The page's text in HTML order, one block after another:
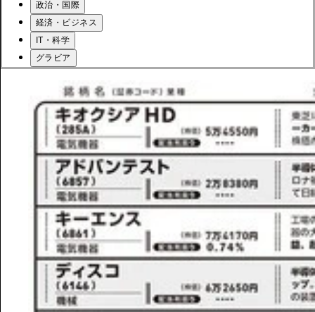
政治・国際
経済・ビジネス
IT・科学
グラビア